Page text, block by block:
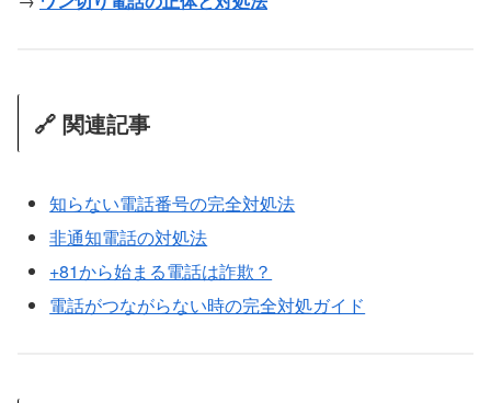
🔗 関連記事
知らない電話番号の完全対処法
非通知電話の対処法
+81から始まる電話は詐欺？
電話がつながらない時の完全対処ガイド